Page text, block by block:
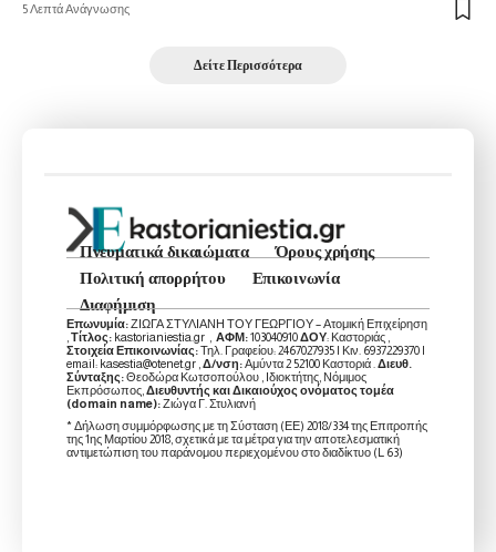
5 Λεπτά Ανάγνωσης
Δείτε Περισσότερα
Πνευματικά δικαιώματα
Όρους χρήσης
Πολιτική απορρήτου
Επικοινωνία
Διαφήμιση
Επωνυμία:ΖΙΩΓΑ ΣΤΥΛΙΑΝΗ ΤΟΥ ΓΕΩΡΓΙΟΥ – Ατομική Επιχείρηση
Τίτλος: kastorianiestia.gr , ΑΦΜ:103040910ΔΟΥ: Καστοριάς ,
Στοιχεία Επικοινωνίας:Τηλ. Γραφείου: 2467027935 | Κιν. 6937229370 |
email: kasestia@otenet.gr , Δ/νση:Αμύντα 2 52100 Καστοριά . Διευθ.
Σύνταξης:Θεοδώρα Κωτσοπούλου , Ιδιοκτήτης, Νόμιμος
Εκπρόσωπος, Διευθυντής και Δικαιούχος ονόματος τομέα
(domain name):Ζιώγα Γ. Στυλιανή
* Δήλωση συμμόρφωσης με τη Σύσταση (ΕΕ) 2018/334 της Επιτροπής
της 1ης Μαρτίου 2018, σχετικά με τα μέτρα για την αποτελεσματική
αντιμετώπιση του παράνομου περιεχομένου στο διαδίκτυο (L 63)